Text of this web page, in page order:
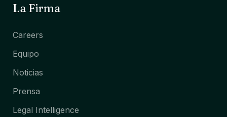
La Firma
Careers
Equipo
Noticias
Prensa
Legal Intelligence